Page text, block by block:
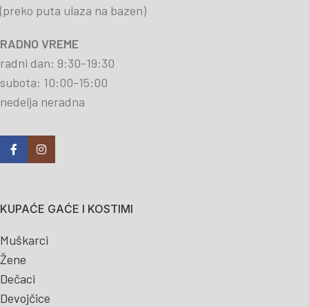
(preko puta ulaza na bazen)
RADNO VREME
radni dan: 9:30-19:30
subota: 10:00-15:00
nedelja neradna
KUPAĆE GAĆE I KOSTIMI
Muškarci
Žene
Dečaci
Devojčice